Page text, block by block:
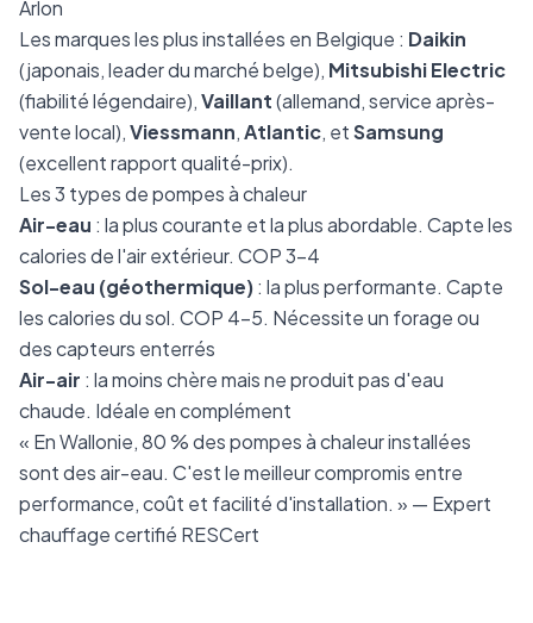
Arlon
Les marques les plus installées en Belgique : Daikin
(japonais, leader du marché belge), Mitsubishi Electric
(fiabilité légendaire),Vaillant(allemand, service après-
vente local),Viessmann,Atlantic, etSamsung
(excellent rapport qualité-prix).
Les 3 types de pompes à chaleur
Air-eau : la plus courante et la plus abordable. Capte les
calories de l'air extérieur. COP 3-4
Sol-eau (géothermique): la plus performante. Capte
les calories du sol. COP 4-5. Nécessite un forage ou
des capteurs enterrés
Air-air : la moins chère mais ne produit pas d'eau
chaude. Idéale en complément
« En Wallonie, 80 % des pompes à chaleur installées
sont des air-eau. C'est le meilleur compromis entre
performance, coût et facilité d'installation. » — Expert
chauffage certifié RESCert